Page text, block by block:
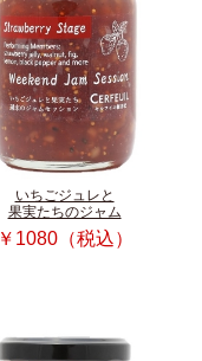
いちごジュレと
果実たちのジャム
￥1080（税込）